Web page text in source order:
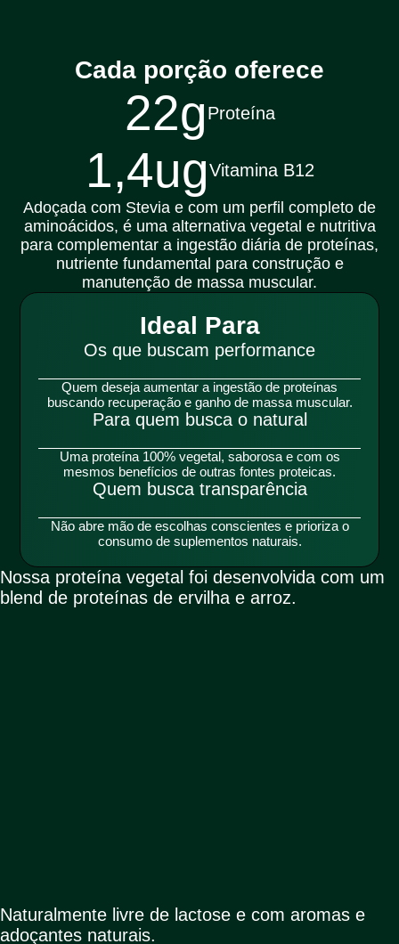
Cada porção oferece
22g Proteína
1,4ugVitamina B12
Adoçada com Stevia e com um perfil completo de
aminoácidos, é uma alternativa vegetal e nutritiva
para complementar a ingestão diária de proteínas,
nutriente fundamental para construção e
manutenção de massa muscular.
Ideal Para
Os que buscam performance
Quem deseja aumentar a ingestão de proteínas
buscando recuperação e ganho de massa muscular.
Para quem busca o natural
Uma proteína 100% vegetal, saborosa e com os
mesmos benefícios de outras fontes proteicas.
Quem busca transparência
Não abre mão de escolhas conscientes e prioriza o
consumo de suplementos naturais.
Nossa proteína vegetal foi desenvolvida com um
blend de proteínas de ervilha e arroz.
Naturalmente livre de lactose e com aromas e
adoçantes naturais.